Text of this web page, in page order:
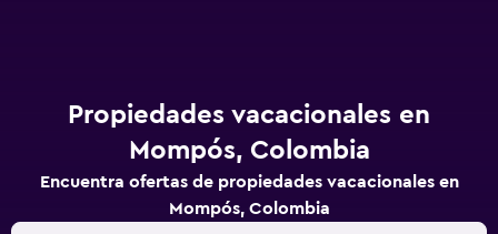
Propiedades vacacionales en
Mompós, Colombia
Encuentra ofertas de propiedades vacacionales en
Mompós, Colombia